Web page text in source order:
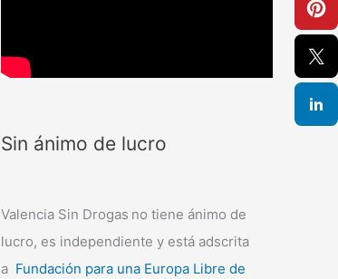
Sin ánimo de lucro
Valencia Sin Drogas no tiene ánimo de
lucro, es independiente y está adscrita
a Fundación para una Europa Libre de